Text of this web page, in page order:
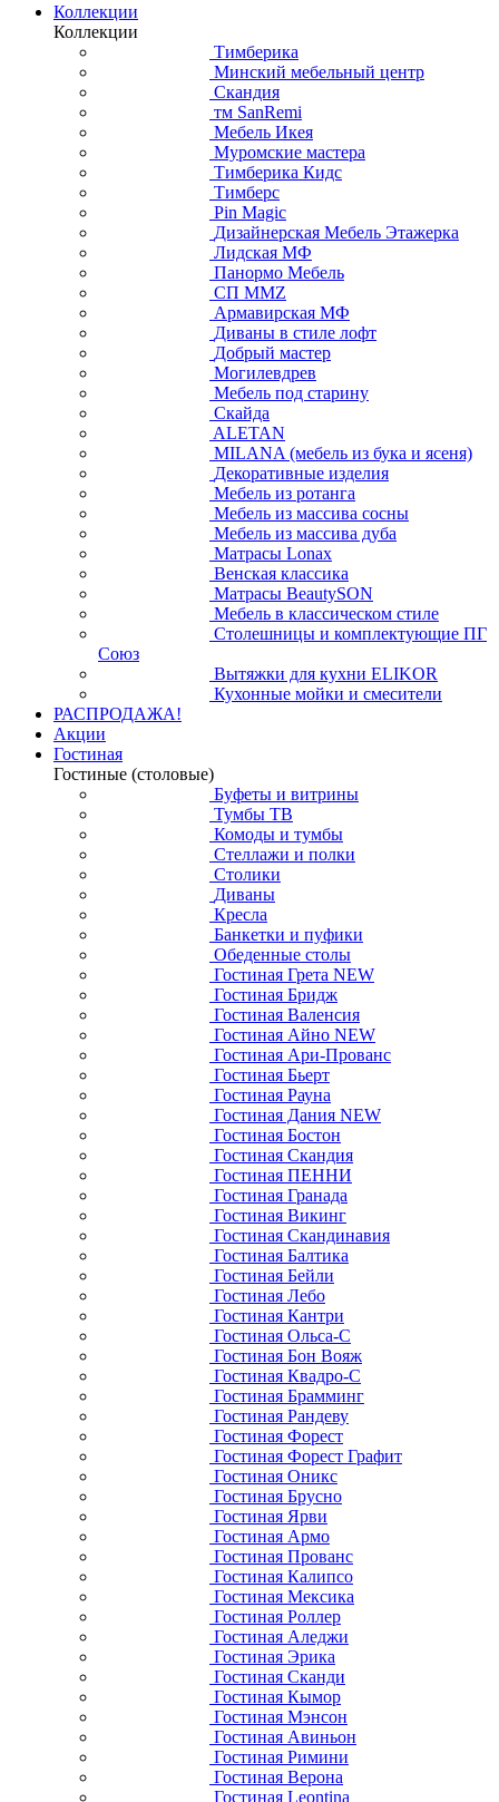
Коллекции
Коллекции
Тимберика
Минский мебельный центр
Скандия
тм SanRemi
Мебель Икея
Муромские мастера
Тимберика Кидс
Тимберс
Pin Magic
Дизайнерская Мебель Этажерка
Лидская МФ
Панормо Мебель
СП ММZ
Армавирская МФ
Диваны в стиле лофт
Добрый мастер
Могилевдрев
Мебель под старину
Скайда
ALETAN
MILANA (мебель из бука и ясеня)
Декоративные изделия
Мебель из ротанга
Мебель из массива сосны
Мебель из массива дуба
Матрасы Lonax
Венская классика
Матрасы BeautySON
Мебель в классическом стиле
Столешницы и комплектующие ПГ
Союз
Вытяжки для кухни ELIKOR
Кухонные мойки и смесители
РАСПРОДАЖА!
Акции
Гостиная
Гостиные (столовые)
Буфеты и витрины
Тумбы ТВ
Комоды и тумбы
Стеллажи и полки
Столики
Диваны
Кресла
Банкетки и пуфики
Обеденные столы
Гостиная Грета NEW
Гостиная Бридж
Гостиная Валенсия
Гостиная Айно NEW
Гостиная Ари-Прованс
Гостиная Бьерт
Гостиная Рауна
Гостиная Дания NEW
Гостиная Бостон
Гостиная Скандия
Гостиная ПЕННИ
Гостиная Гранада
Гостиная Викинг
Гостиная Скандинавия
Гостиная Балтика
Гостиная Бейли
Гостиная Лебо
Гостиная Кантри
Гостиная Ольса-С
Гостиная Бон Вояж
Гостиная Квадро-С
Гостиная Брамминг
Гостиная Рандеву
Гостиная Форест
Гостиная Форест Графит
Гостиная Оникс
Гостиная Брусно
Гостиная Ярви
Гостиная Армо
Гостиная Прованс
Гостиная Калипсо
Гостиная Мексика
Гостиная Роллер
Гостиная Аледжи
Гостиная Эрика
Гостиная Сканди
Гостиная Кымор
Гостиная Мэнсон
Гостиная Авиньон
Гостиная Римини
Гостиная Верона
Гостиная Leontina